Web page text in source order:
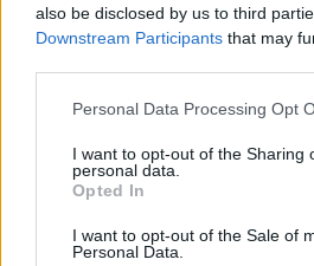
also be disclosed by us to third
Downstream Participants that may
Please note that this website/app
not limited to your visit or usage
grant or deny consent to Google
use your data for below specified
consent section.
Personal Data Processing Opt
I want to opt-out of the Sharing
personal data.
Opted In
I want to opt-out of the Sale of
Personal Data.
Αθήνα ζητά να επιστραφούν
τους, η Μαρέβα
χαρακτήρισε ευγενικά στην
εκδήλωση ως άστοχη.